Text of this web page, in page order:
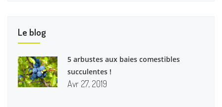
Le blog
5 arbustes aux baies comestibles
succulentes !
Avr 27, 2019